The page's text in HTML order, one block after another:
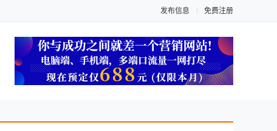
发布信息 免费注册